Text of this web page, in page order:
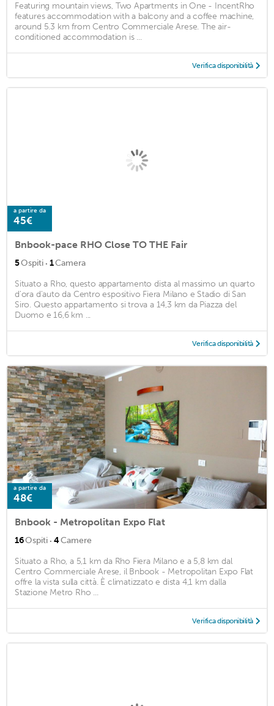
Featuring mountain views, Two Apartments in One - IncentRho
features accommodation with a balcony and a coffee machine,
around 5.3 km from Centro Commerciale Arese. The air-
conditioned accommodation is ...
Verifica disponibilità
a partire da
45€
Bnbook-pace RHO Close TO THE Fair
5Ospiti · 1Camera
Situato a Rho, questo appartamento dista al massimo un quarto
d'ora d'auto da Centro espositivo Fiera Milano e Stadio di San
Siro. Questo appartamento si trova a 14,3 km da Piazza del
Duomo e 16,6 km ...
Verifica disponibilità
a partire da
48€
Bnbook - Metropolitan Expo Flat
16Ospiti · 4Camere
Situato a Rho, a 5,1 km da Rho Fiera Milano e a 5,8 km dal
Centro Commerciale Arese, il Bnbook - Metropolitan Expo Flat
offre la vista sulla città. È climatizzato e dista 4,1 km dalla
Stazione Metro Rho ...
Verifica disponibilità